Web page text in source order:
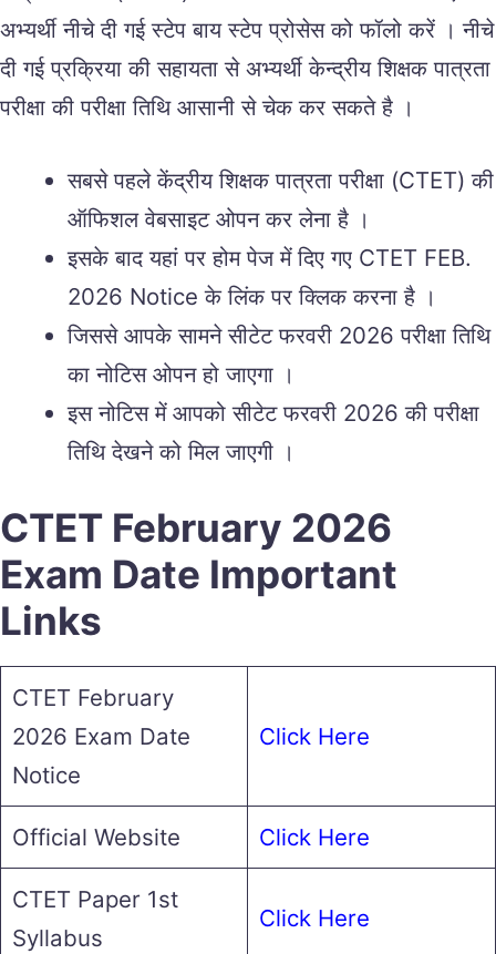
अभ्यर्थी नीचे दी गई स्टेप बाय स्टेप प्रोसेस को फॉलो करें । नीचे
दी गई प्रक्रिया की सहायता से अभ्यर्थी केन्द्रीय शिक्षक पात्रता
परीक्षा की परीक्षा तिथि आसानी से चेक कर सकते है ।
सबसे पहले केंद्रीय शिक्षक पात्रता परीक्षा (CTET) की
ऑफिशल वेबसाइट ओपन कर लेना है ।
इसके बाद यहां पर होम पेज में दिए गए CTET FEB.
2026 Notice के लिंक पर क्लिक करना है ।
जिससे आपके सामने सीटेट फरवरी 2026 परीक्षा तिथि
का नोटिस ओपन हो जाएगा ।
इस नोटिस में आपको सीटेट फरवरी 2026 की परीक्षा
तिथि देखने को मिल जाएगी ।
CTET February 2026
Exam Date Important
Links
CTET February
2026 Exam Date
Notice
Click Here
Official Website Click Here
CTET Paper 1st
Syllabus
Click Here